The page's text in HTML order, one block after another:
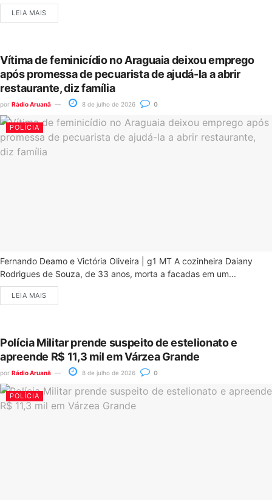
LEIA MAIS
Vítima de feminicídio no Araguaia deixou emprego
após promessa de pecuarista de ajudá-la a abrir
restaurante, diz família
por Rádio Aruanã 8 de julho de 2026 0
POLÍCIA
Fernando Deamo e Victória Oliveira | g1 MT A cozinheira Daiany
Rodrigues de Souza, de 33 anos, morta a facadas em um...
LEIA MAIS
Polícia Militar prende suspeito de estelionato e
apreende R$ 11,3 mil em Várzea Grande
por Rádio Aruanã 8 de julho de 2026 0
POLÍCIA